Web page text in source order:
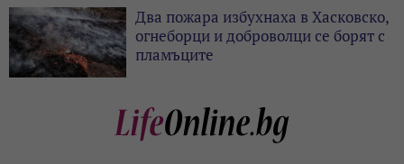
Два пожара избухнаха в Хасковско,
огнеборци и доброволци се борят с
пламъците